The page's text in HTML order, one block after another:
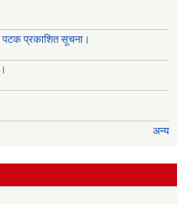
पटक प्रकाशित सूचना।
अन्य